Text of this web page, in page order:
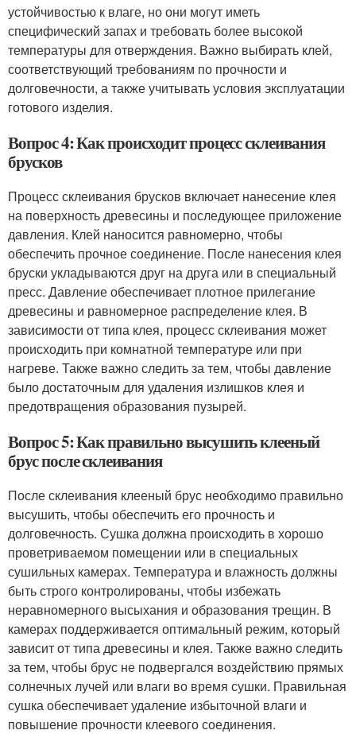
устойчивостью к влаге, но они могут иметь
специфический запах и требовать более высокой
температуры для отверждения. Важно выбирать клей,
соответствующий требованиям по прочности и
долговечности, а также учитывать условия эксплуатации
готового изделия.
Вопрос 4: Как происходит процесс склеивания
брусков
Процесс склеивания брусков включает нанесение клея
на поверхность древесины и последующее приложение
давления. Клей наносится равномерно, чтобы
обеспечить прочное соединение. После нанесения клея
бруски укладываются друг на друга или в специальный
пресс. Давление обеспечивает плотное прилегание
древесины и равномерное распределение клея. В
зависимости от типа клея, процесс склеивания может
происходить при комнатной температуре или при
нагреве. Также важно следить за тем, чтобы давление
было достаточным для удаления излишков клея и
предотвращения образования пузырей.
Вопрос 5: Как правильно высушить клееный
брус после склеивания
После склеивания клееный брус необходимо правильно
высушить, чтобы обеспечить его прочность и
долговечность. Сушка должна происходить в хорошо
проветриваемом помещении или в специальных
сушильных камерах. Температура и влажность должны
быть строго контролированы, чтобы избежать
неравномерного высыхания и образования трещин. В
камерах поддерживается оптимальный режим, который
зависит от типа древесины и клея. Также важно следить
за тем, чтобы брус не подвергался воздействию прямых
солнечных лучей или влаги во время сушки. Правильная
сушка обеспечивает удаление избыточной влаги и
повышение прочности клеевого соединения.